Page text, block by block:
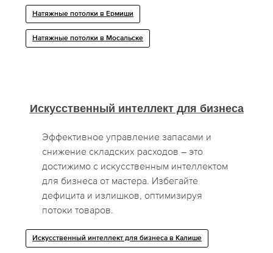
Натяжные потолки в Ермиши
Натяжные потолки в Мосальске
Искусственный интеллект для бизнеса
Эффективное управление запасами и
снижение складских расходов – это
достижимо с искусственным интеллектом
для бизнеса от мастера. Избегайте
дефицита и излишков, оптимизируя
потоки товаров.
Искусственный интеллект для бизнеса в Калише